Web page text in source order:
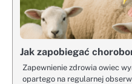
Jak zapobiegać
Zapewnienie zdrowia owiec
opartego na regularnej